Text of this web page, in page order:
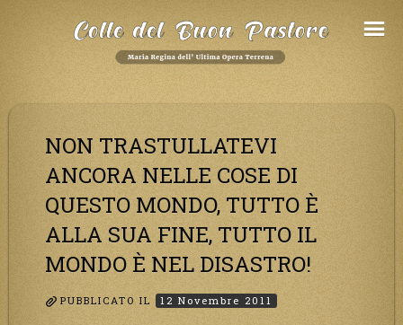
NON TRASTULLATEVI
ANCORA NELLE COSE DI
QUESTO MONDO, TUTTO È
ALLA SUA FINE, TUTTO IL
MONDO È NEL DISASTRO!
PUBBLICATO IL 12 Novembre 2011